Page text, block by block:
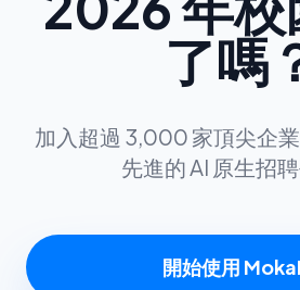
了嗎
加入超過 3,000 家頂尖企
先進的 AI 原生招聘
開始使用